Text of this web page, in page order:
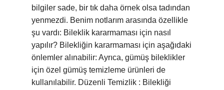
bilgiler sade, bir tık daha örnek olsa tadından
yenmezdi. Benim notlarım arasında özellikle
şu vardı: Bileklik kararmaması için nasıl
yapılır? Bilekliğin kararmaması için aşağıdaki
önlemler alınabilir: Ayrıca, gümüş bileklikler
için özel gümüş temizleme ürünleri de
kullanılabilir. Düzenli Temizlik : Bilekliği